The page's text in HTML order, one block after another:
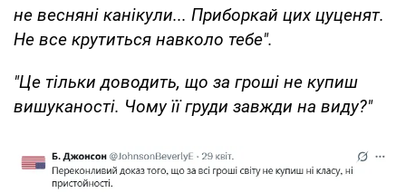
не весняні канікули... Приборкай цих цуценят.
Не все крутиться навколо тебе".
"Це тільки доводить, що за гроші не купиш
вишуканості. Чому її груди завжди на виду?"